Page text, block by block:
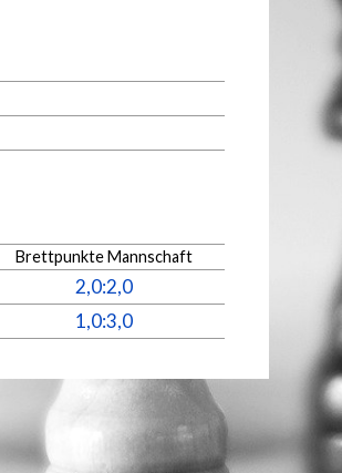
Brettpunkte Mannschaft
2,0:2,0
1,0:3,0